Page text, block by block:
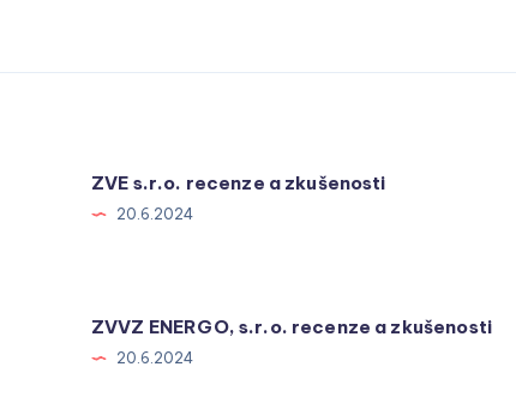
ZVE s.r.o. recenze a zkušenosti
20.6.2024
ZVVZ ENERGO, s.r.o. recenze a zkušenosti
20.6.2024